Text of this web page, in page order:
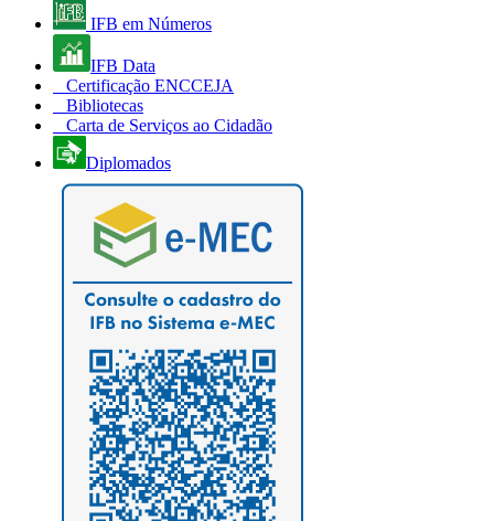
IFB em Números
IFB Data
Certificação ENCCEJA
Bibliotecas
Carta de Serviços ao Cidadão
Diplomados